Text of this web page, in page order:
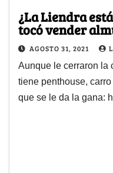
¿La Liendra
tocó vender
AGOSTO 31, 2021
Aunque le cerraron la
tiene penthouse,
que se le da la gana: